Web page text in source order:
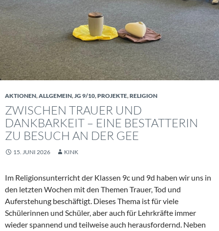
AKTIONEN,ALLGEMEIN,JG 9/10,PROJEKTE,RELIGION
ZWISCHEN TRAUER UND
DANKBARKEIT – EINE BESTATTERIN
ZU BESUCH AN DER GEE
15. JUNI 2026 KINK
Im Religionsunterricht der Klassen 9c und 9d haben wir uns in
den letzten Wochen mit den Themen Trauer, Tod und
Auferstehung beschäftigt. Dieses Thema ist für viele
Schülerinnen und Schüler, aber auch für Lehrkräfte immer
wieder spannend und teilweise auch herausfordernd. Neben